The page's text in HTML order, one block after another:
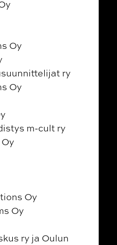
Oy
ry
Oy
m-cult ry
Oy
Oy
ry ja Oulun